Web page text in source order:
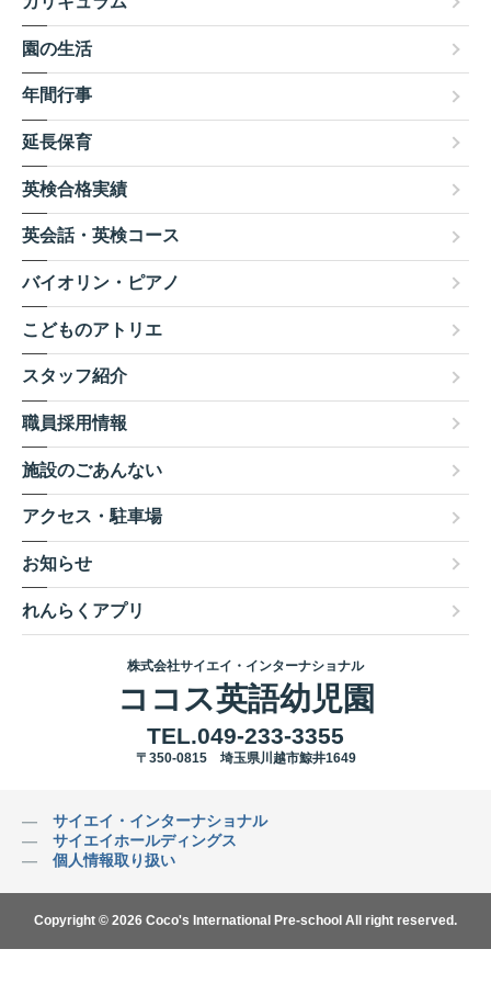
園の生活
年間行事
延長保育
英検合格実績
英会話・英検コース
バイオリン・ピアノ
こどものアトリエ
スタッフ紹介
職員採用情報
施設のごあんない
アクセス・駐車場
お知らせ
れんらくアプリ
株式会社サイエイ・インターナショナル
ココス英語幼児園
TEL.049-233-3355
〒350-0815 埼玉県川越市鯨井1649
サイエイ・インターナショナル
サイエイホールディングス
個人情報取り扱い
Copyright © 2026 Coco's International Pre-school All right reserved.